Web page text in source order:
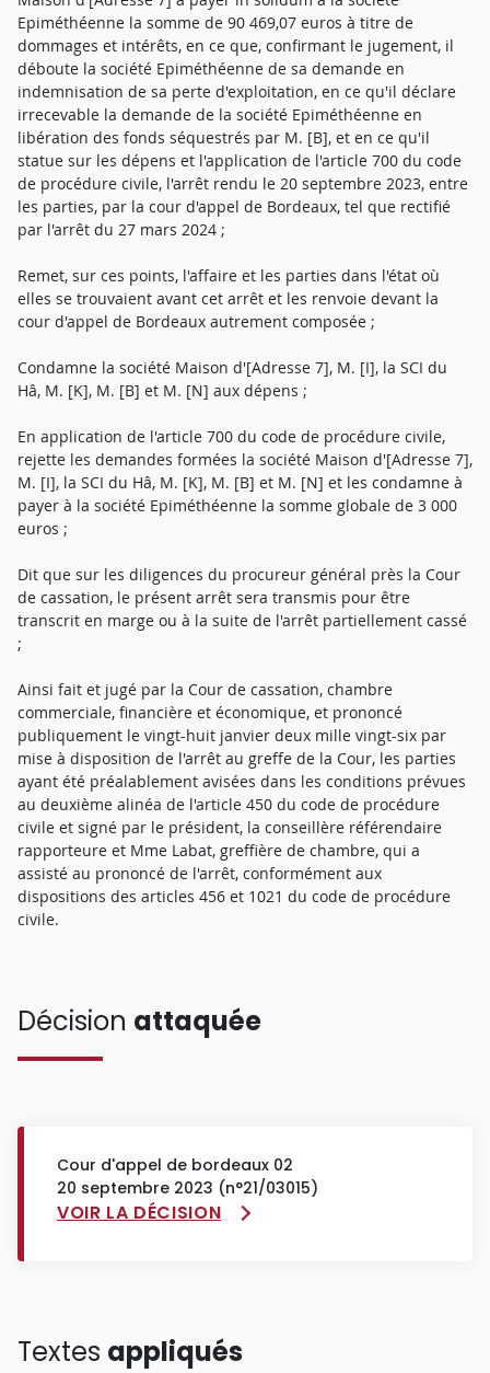
Epiméthéenne la somme de 90 469,07 euros à titre de
dommages et intérêts, en ce que, confirmant le jugement, il
déboute la société Epiméthéenne de sa demande en
indemnisation de sa perte d'exploitation, en ce qu'il déclare
irrecevable la demande de la société Epiméthéenne en
libération des fonds séquestrés par M. [B], et en ce qu'il
statue sur les dépens et l'application de l'article 700 du code
de procédure civile, l'arrêt rendu le 20 septembre 2023, entre
les parties, par la cour d'appel de Bordeaux, tel que rectifié
par l'arrêt du 27 mars 2024 ;
Remet, sur ces points, l'affaire et les parties dans l'état où
elles se trouvaient avant cet arrêt et les renvoie devant la
cour d'appel de Bordeaux autrement composée ;
Condamne la société Maison d'[Adresse 7], M. [I], la SCI du
Hâ, M. [K], M. [B] et M. [N] aux dépens ;
En application de l'article 700 du code de procédure civile,
rejette les demandes formées la société Maison d'[Adresse 7],
M. [I], la SCI du Hâ, M. [K], M. [B] et M. [N] et les condamne à
payer à la société Epiméthéenne la somme globale de 3 000
euros ;
Dit que sur les diligences du procureur général près la Cour
de cassation, le présent arrêt sera transmis pour être
transcrit en marge ou à la suite de l'arrêt partiellement cassé
;
Ainsi fait et jugé par la Cour de cassation, chambre
commerciale, financière et économique, et prononcé
publiquement le vingt-huit janvier deux mille vingt-six par
mise à disposition de l'arrêt au greffe de la Cour, les parties
ayant été préalablement avisées dans les conditions prévues
au deuxième alinéa de l'article 450 du code de procédure
civile et signé par le président, la conseillère référendaire
rapporteure et Mme Labat, greffière de chambre, qui a
assisté au prononcé de l'arrêt, conformément aux
dispositions des articles 456 et 1021 du code de procédure
civile.
Décision attaquée
Cour d'appel de bordeaux 02
20 septembre 2023 (n°21/03015)
VOIR LA DÉCISION
Textes appliqués